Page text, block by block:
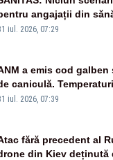
angajații din
salarizării
iul. 2026, 07:29
a emis cod
caniculă.
grade, iar nopțile
iul. 2026, 07:39
fără precedent al
din Kiev deținută